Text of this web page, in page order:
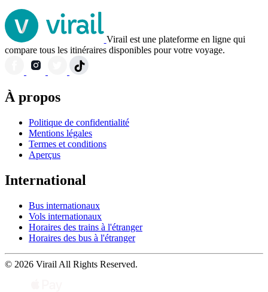
Virail est une plateforme en ligne qui
compare tous les itinéraires disponibles pour votre voyage.
À propos
Politique de confidentialité
Mentions légales
Termes et conditions
Aperçus
International
Bus internationaux
Vols internationaux
Horaires des trains à l'étranger
Horaires des bus à l'étranger
© 2026 Virail All Rights Reserved.